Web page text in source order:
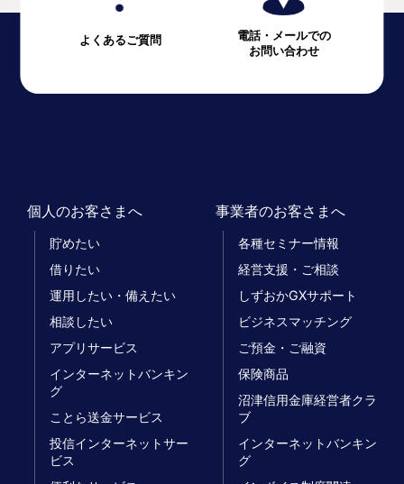
よくあるご質問
電話・メールでの
お問い合わせ
個人のお客さまへ
貯めたい
借りたい
運用したい・備えたい
相談したい
アプリサービス
インターネットバンキン
グ
ことら送金サービス
投信インターネットサー
ビス
事業者のお客さまへ
各種セミナー情報
経営支援・ご相談
しずおかGXサポート
ビジネスマッチング
ご預金・ご融資
保険商品
沼津信用金庫経営者クラ
ブ
インターネットバンキン
グ